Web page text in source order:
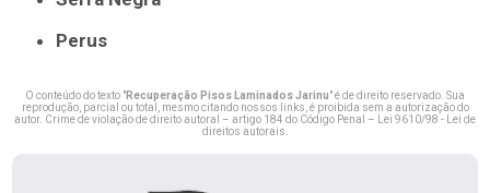
Perus
O conteúdo do texto "Recuperação Pisos Laminados Jarinu" é de direito reservado. Sua
reprodução, parcial ou total, mesmo citando nossos links, é proibida sem a autorização do
autor. Crime de violação de direito autoral – artigo 184 do Código Penal –
Lei 9610/98 - Lei de
direitos autorais